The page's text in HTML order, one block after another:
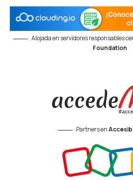
Alojada en servidores responsables
Foundation
Partners en